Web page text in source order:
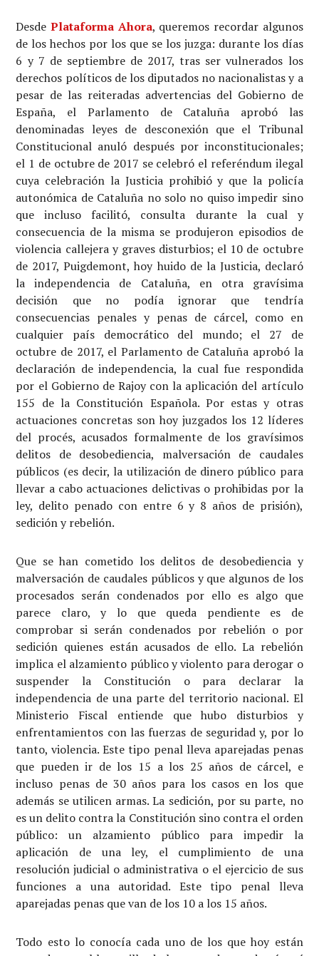
DesdePlataforma Ahora, queremos recordar algunos
de los hechos por los que se los juzga: durante los días
6 y 7 de septiembre de 2017, tras ser vulnerados los
derechos políticos de los diputados no nacionalistas y a
pesar de las reiteradas advertencias del Gobierno de
España, el Parlamento de Cataluña aprobó las
denominadas leyes de desconexión que el Tribunal
Constitucional anuló después por inconstitucionales;
el 1 de octubre de 2017 se celebró el referéndum ilegal
cuya celebración la Justicia prohibió y que la policía
autonómica de Cataluña no solo no quiso impedir sino
que incluso facilitó, consulta durante la cual y
consecuencia de la misma se produjeron episodios de
violencia callejera y graves disturbios; el 10 de octubre
de 2017, Puigdemont, hoy huido de la Justicia, declaró
la independencia de Cataluña, en otra gravísima
decisión que no podía ignorar que tendría
consecuencias penales y penas de cárcel, como en
cualquier país democrático del mundo; el 27 de
octubre de 2017, el Parlamento de Cataluña aprobó la
declaración de independencia, la cual fue respondida
por el Gobierno de Rajoy con la aplicación del artículo
155 de la Constitución Española. Por estas y otras
actuaciones concretas son hoy juzgados los 12 líderes
del procés, acusados formalmente de los gravísimos
delitos de desobediencia, malversación de caudales
públicos (es decir, la utilización de dinero público para
llevar a cabo actuaciones delictivas o prohibidas por la
ley, delito penado con entre 6 y 8 años de prisión),
sedición y rebelión.
Que se han cometido los delitos de desobediencia y
malversación de caudales públicos y que algunos de los
procesados serán condenados por ello es algo que
parece claro, y lo que queda pendiente es de
comprobar si serán condenados por rebelión o por
sedición quienes están acusados de ello. La rebelión
implica el alzamiento público y violento para derogar o
suspender la Constitución o para declarar la
independencia de una parte del territorio nacional. El
Ministerio Fiscal entiende que hubo disturbios y
enfrentamientos con las fuerzas de seguridad y, por lo
tanto, violencia. Este tipo penal lleva aparejadas penas
que pueden ir de los 15 a los 25 años de cárcel, e
incluso penas de 30 años para los casos en los que
además se utilicen armas. La sedición, por su parte, no
es un delito contra la Constitución sino contra el orden
público: un alzamiento público para impedir la
aplicación de una ley, el cumplimiento de una
resolución judicial o administrativa o el ejercicio de sus
funciones a una autoridad. Este tipo penal lleva
aparejadas penas que van de los 10 a los 15 años.
Todo esto lo conocía cada uno de los que hoy están